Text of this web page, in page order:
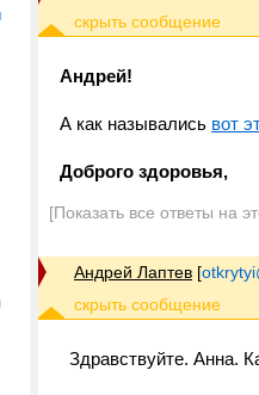
Андрей!
А как назывались вот
Доброго здоровья,
[Показать все ответы на
Андрей Лаптев [
Здравствуйте. Анна.